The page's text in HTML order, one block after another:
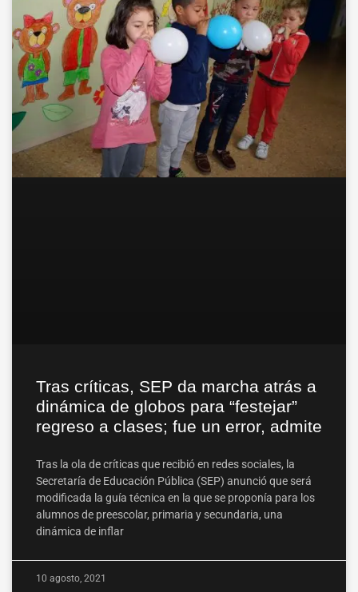
Tras críticas, SEP da marcha atrás a
dinámica de globos para “festejar”
regreso a clases; fue un error, admite
Tras la ola de críticas que recibió en redes sociales, la
Secretaría de Educación Pública (SEP) anunció que será
modificada la guía técnica en la que se proponía para los
alumnos de preescolar, primaria y secundaria, una
dinámica de inflar
10 agosto, 2021